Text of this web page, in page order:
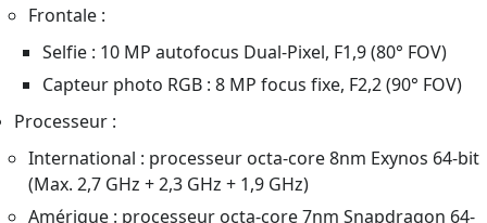
Frontale :
Selfie : 10 MP autofocus Dual-Pixel, F1,9 (80° FOV)
Capteur photo RGB : 8 MP focus fixe, F2,2 (90° FOV)
Processeur :
International : processeur octa-core 8nm Exynos 64-bit
(Max. 2,7 GHz + 2,3 GHz + 1,9 GHz)
Amérique : processeur octa-core 7nm Snapdragon 64-